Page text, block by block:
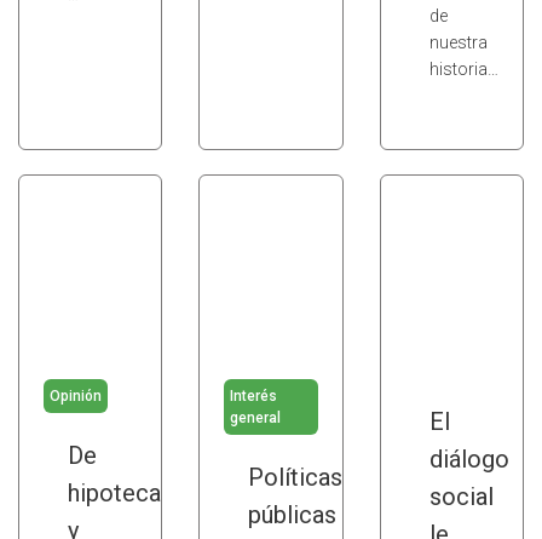
de
nuestra
historia…
Opinión
De
hipotecas
y
Interés
general
Políticas
públicas
El
diálogo
social